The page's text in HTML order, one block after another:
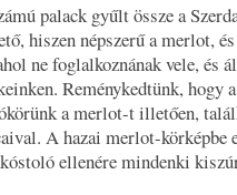
palack gyűlt össze a
hiszen népszerű a merlot,
ne foglalkoznának vele, és
Reménykedtünk, hogy
a merlot-t illetően,
A hazai merlot-körképbe
ellenére mindenki